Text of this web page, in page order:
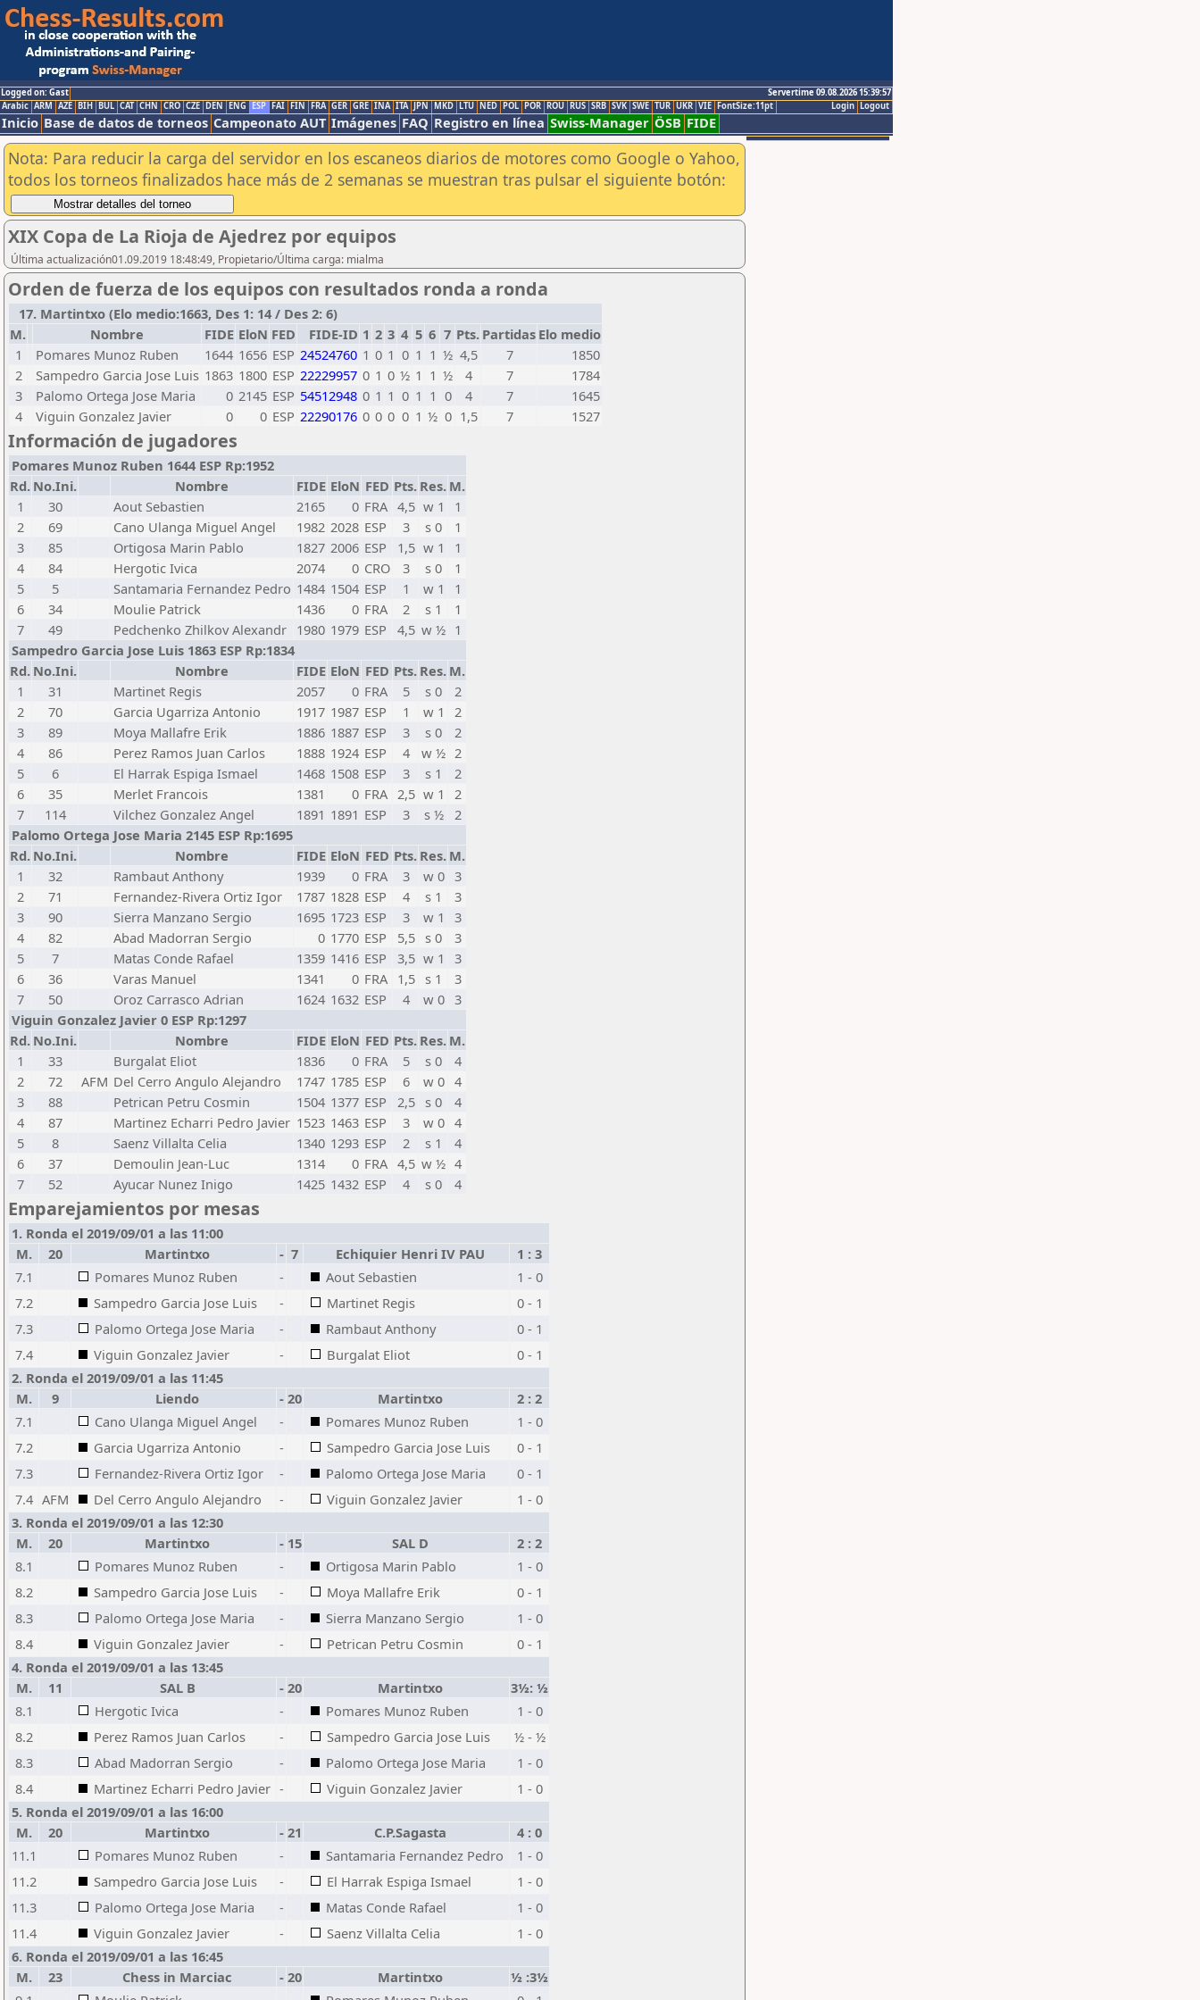
Logged on: Gast
Servertime 09.08.2026 15:39:57
Logout
Login
Arabic ARM AZE BIH BUL CAT CHN CRO CZE DEN ENG ESP FAI FIN FRA GER GRE INA ITA JPN MKD LTU NED POL POR ROU RUS SRB SVK SWE TUR UKR VIE FontSize:11pt
Inicio Base de datos de torneos Campeonato AUT Imágenes FAQ Registro en línea Swiss-Manager ÖSB FIDE
Nota: Para reducir la carga del servidor en los escaneos diarios de motores como Google o Yahoo,
todos los torneos finalizados hace más de 2 semanas se muestran tras pulsar el siguiente botón:
XIX Copa de La Rioja de Ajedrez por equipos
Última actualización01.09.2019 18:48:49, Propietario/Última carga: mialma
Orden de fuerza de los equipos con resultados ronda a ronda
17. Martintxo (Elo medio:1663, Des 1: 14 / Des 2: 6)
M.
Nombre FIDE EloN FED FIDE-ID 1 2 3 4 5 6 7 Pts. Partidas Elo medio
1
Pomares Munoz Ruben 1644 1656 ESP 24524760 1 0 1 0 1 1 ½ 4,5 7
1850
2
Sampedro Garcia Jose Luis 1863 1800 ESP 22229957 0 1 0 ½ 1 1 ½ 4 7
1784
3
Palomo Ortega Jose Maria 0 2145 ESP 54512948 0 1 1 0 1 1 0 4 7
1645
4
Viguin Gonzalez Javier 0 0 ESP 22290176 0 0 0 0 1 ½ 0 1,5 7 1527
Información de jugadores
Pomares Munoz Ruben 1644 ESP Rp:1952
Rd. No.Ini. Nombre FIDE EloN FED Pts. Res. M.
1
30 Aout Sebastien 2165 0 FRA 4,5 w 1
1
2
69 Cano Ulanga Miguel Angel 1982 2028 ESP 3 s 0
1
3
85 Ortigosa Marin Pablo 1827 2006 ESP 1,5 w 1
1
4
84 Hergotic Ivica 2074 0 CRO 3 s 0
1
5
5 Santamaria Fernandez Pedro 1484 1504 ESP 1 w 1
1
6
34 Moulie Patrick 1436 0 FRA 2 s 1
1
7
49 Pedchenko Zhilkov Alexandr 1980 1979 ESP 4,5 w ½ 1
Sampedro Garcia Jose Luis 1863 ESP Rp:1834
Rd. No.Ini. Nombre FIDE EloN FED Pts. Res. M.
1
31 Martinet Regis 2057 0 FRA 5 s 0
2
2
70 Garcia Ugarriza Antonio 1917 1987 ESP 1 w 1
2
3
89 Moya Mallafre Erik 1886 1887 ESP 3 s 0
2
4
86 Perez Ramos Juan Carlos 1888 1924 ESP 4 w ½ 2
5
6 El Harrak Espiga Ismael 1468 1508 ESP 3 s 1
2
6
35 Merlet Francois 1381 0 FRA 2,5 w 1
2
7
114 Vilchez Gonzalez Angel 1891 1891 ESP 3 s ½
2
Palomo Ortega Jose Maria 2145 ESP Rp:1695
Rd. No.Ini. Nombre FIDE EloN FED Pts. Res. M.
1
32 Rambaut Anthony 1939 0 FRA 3 w 0 3
2
71 Fernandez-Rivera Ortiz Igor 1787 1828 ESP 4 s 1
3
3
90 Sierra Manzano Sergio 1695 1723 ESP 3 w 1
3
4
82 Abad Madorran Sergio 0 1770 ESP 5,5 s 0
3
5
7 Matas Conde Rafael 1359 1416 ESP 3,5 w 1
3
6
36 Varas Manuel 1341 0 FRA 1,5 s 1
3
7
50 Oroz Carrasco Adrian 1624 1632 ESP 4 w 0 3
Viguin Gonzalez Javier 0 ESP Rp:1297
Rd. No.Ini. Nombre FIDE EloN FED Pts. Res. M.
1
33 Burgalat Eliot 1836 0 FRA 5 s 0
4
2
72 AFM Del Cerro Angulo Alejandro 1747 1785 ESP 6 w 0 4
3
88 Petrican Petru Cosmin 1504 1377 ESP 2,5 s 0
4
4
87 Martinez Echarri Pedro Javier 1523 1463 ESP 3 w 0 4
5
8 Saenz Villalta Celia 1340 1293 ESP 2 s 1
4
6
37 Demoulin Jean-Luc 1314 0 FRA 4,5 w ½ 4
7
52 Ayucar Nunez Inigo 1425 1432 ESP 4 s 0 4
Emparejamientos por mesas
1. Ronda el 2019/09/01 a las 11:00
M.
20 Martintxo - 7 Echiquier Henri IV PAU
1 : 3
7.1
Pomares Munoz Ruben - Aout Sebastien
1 - 0
7.2
Sampedro Garcia Jose Luis - Martinet Regis
0 - 1
7.3
Palomo Ortega Jose Maria - Rambaut Anthony
0 - 1
7.4
Viguin Gonzalez Javier - Burgalat Eliot
0 - 1
2. Ronda el 2019/09/01 a las 11:45
M.
9 Liendo - 20 Martintxo
2 : 2
7.1
Cano Ulanga Miguel Angel - Pomares Munoz Ruben
1 - 0
7.2
Garcia Ugarriza Antonio - Sampedro Garcia Jose Luis
0 - 1
7.3
Fernandez-Rivera Ortiz Igor - Palomo Ortega Jose Maria
0 - 1
7.4 AFM Del Cerro Angulo Alejandro - Viguin Gonzalez Javier
1 - 0
3. Ronda el 2019/09/01 a las 12:30
M.
20 Martintxo - 15 SAL D
2 : 2
8.1
Pomares Munoz Ruben - Ortigosa Marin Pablo
1 - 0
8.2
Sampedro Garcia Jose Luis - Moya Mallafre Erik
0 - 1
8.3
Palomo Ortega Jose Maria - Sierra Manzano Sergio
1 - 0
8.4
Viguin Gonzalez Javier - Petrican Petru Cosmin
0 - 1
4. Ronda el 2019/09/01 a las 13:45
M.
11 SAL B - 20 Martintxo
3½: ½
8.1
Hergotic Ivica - Pomares Munoz Ruben
1 - 0
8.2
Perez Ramos Juan Carlos - Sampedro Garcia Jose Luis
½ - ½
8.3
Abad Madorran Sergio - Palomo Ortega Jose Maria
1 - 0
8.4
Martinez Echarri Pedro Javier - Viguin Gonzalez Javier
1 - 0
5. Ronda el 2019/09/01 a las 16:00
M.
20 Martintxo - 21 C.P.Sagasta
4 : 0
11.1
Pomares Munoz Ruben - Santamaria Fernandez Pedro
1 - 0
11.2
Sampedro Garcia Jose Luis - El Harrak Espiga Ismael
1 - 0
11.3
Palomo Ortega Jose Maria - Matas Conde Rafael
1 - 0
11.4
Viguin Gonzalez Javier - Saenz Villalta Celia
1 - 0
6. Ronda el 2019/09/01 a las 16:45
M.
23 Chess in Marciac - 20 Martintxo
½ :3½